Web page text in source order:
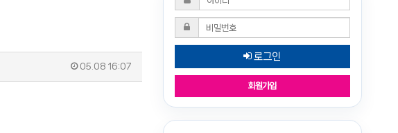
05.08 16:07
로그인
회원가입